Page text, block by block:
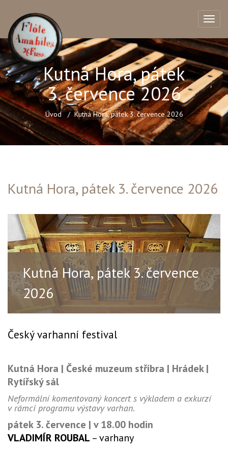
Kutná Hora, pátek
3. července 2026
Úvod Kutná Hora, pátek 3. července 2026
Kutná Hora, pátek 3. července 2026
Kutná Hora, pátek 3. července
2026
Český varhanní festival
Kutná Hora | České muzeum stříbra | Hrádek |
Rytířský sál
Neformální komentovaný koncert s výkladem a exkurzí
v rámci programu výstavy varhan.
pátek 3. července | v 18.00 hodin
VLADIMÍR ROUBAL – varhany